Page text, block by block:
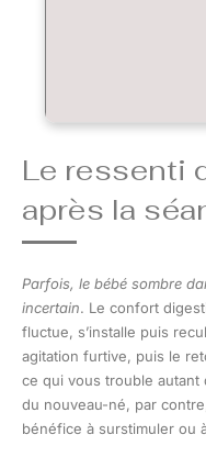
Le ressenti
après la
Parfois, le bébé sombre
incertain. Le confort
fluctue, s’installe puis
agitation furtive, puis le
ce qui vous trouble
du nouveau-né, par
bénéfice à surstimuler ou